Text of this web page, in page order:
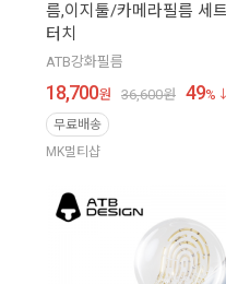
름,이지툴/카메라필름 세
터치
ATB강화필름
18,700원 36,600원 49%
무료배송
MK멀티샵